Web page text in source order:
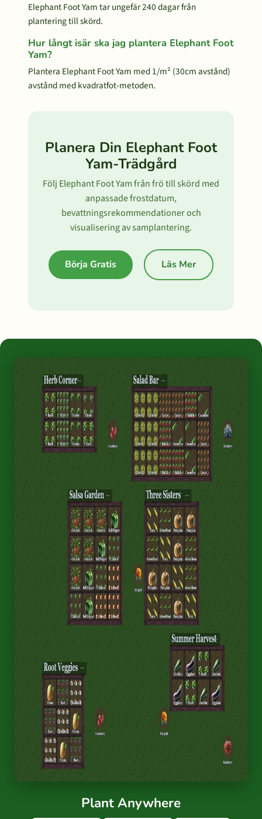
Elephant Foot Yam tar ungefär 240 dagar från
plantering till skörd.
Hur långt isär ska jag plantera Elephant Foot
Yam?
Plantera Elephant Foot Yam med 1/m² (30cm avstånd)
avstånd med kvadratfot-metoden.
Planera Din Elephant Foot
Yam-Trädgård
Följ Elephant Foot Yam från frö till skörd med
anpassade frostdatum,
bevattningsrekommendationer och
visualisering av samplantering.
Börja Gratis Läs Mer
Plant Anywhere